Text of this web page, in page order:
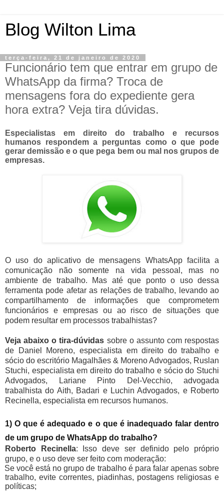
Blog Wilton Lima
terça-feira, 21 de janeiro de 2020
Funcionário tem que entrar em grupo de
WhatsApp da firma? Troca de
mensagens fora do expediente gera
hora extra? Veja tira dúvidas.
Especialistas em direito do trabalho e recursos
humanos respondem a perguntas como o que pode
gerar demissão e o que pega bem ou mal nos grupos de
empresas.
O uso do aplicativo de mensagens WhatsApp facilita a
comunicação não somente na vida pessoal, mas no
ambiente de trabalho. Mas até que ponto o uso dessa
ferramenta pode afetar as relações de trabalho, levando ao
compartilhamento de informações que comprometem
funcionários e empresas ou ao risco de situações que
podem resultar em processos trabalhistas?
Veja abaixo o tira-dúvidas sobre o assunto com respostas
de Daniel Moreno, especialista em direito do trabalho e
sócio do escritório Magalhães & Moreno Advogados, Ruslan
Stuchi, especialista em direito do trabalho e sócio do Stuchi
Advogados, Lariane Pinto Del-Vecchio, advogada
trabalhista do Aith, Badari e Luchin Advogados, e Roberto
Recinella, especialista em recursos humanos.
1) O que é adequado e o que é inadequado falar dentro
de um grupo de WhatsApp do trabalho?
Roberto Recinella: Isso deve ser definido pelo próprio
grupo, e o uso deve ser feito com moderação:
Se você está no grupo de trabalho é para falar apenas sobre
trabalho, evite correntes, piadinhas, postagens religiosas e
políticas;